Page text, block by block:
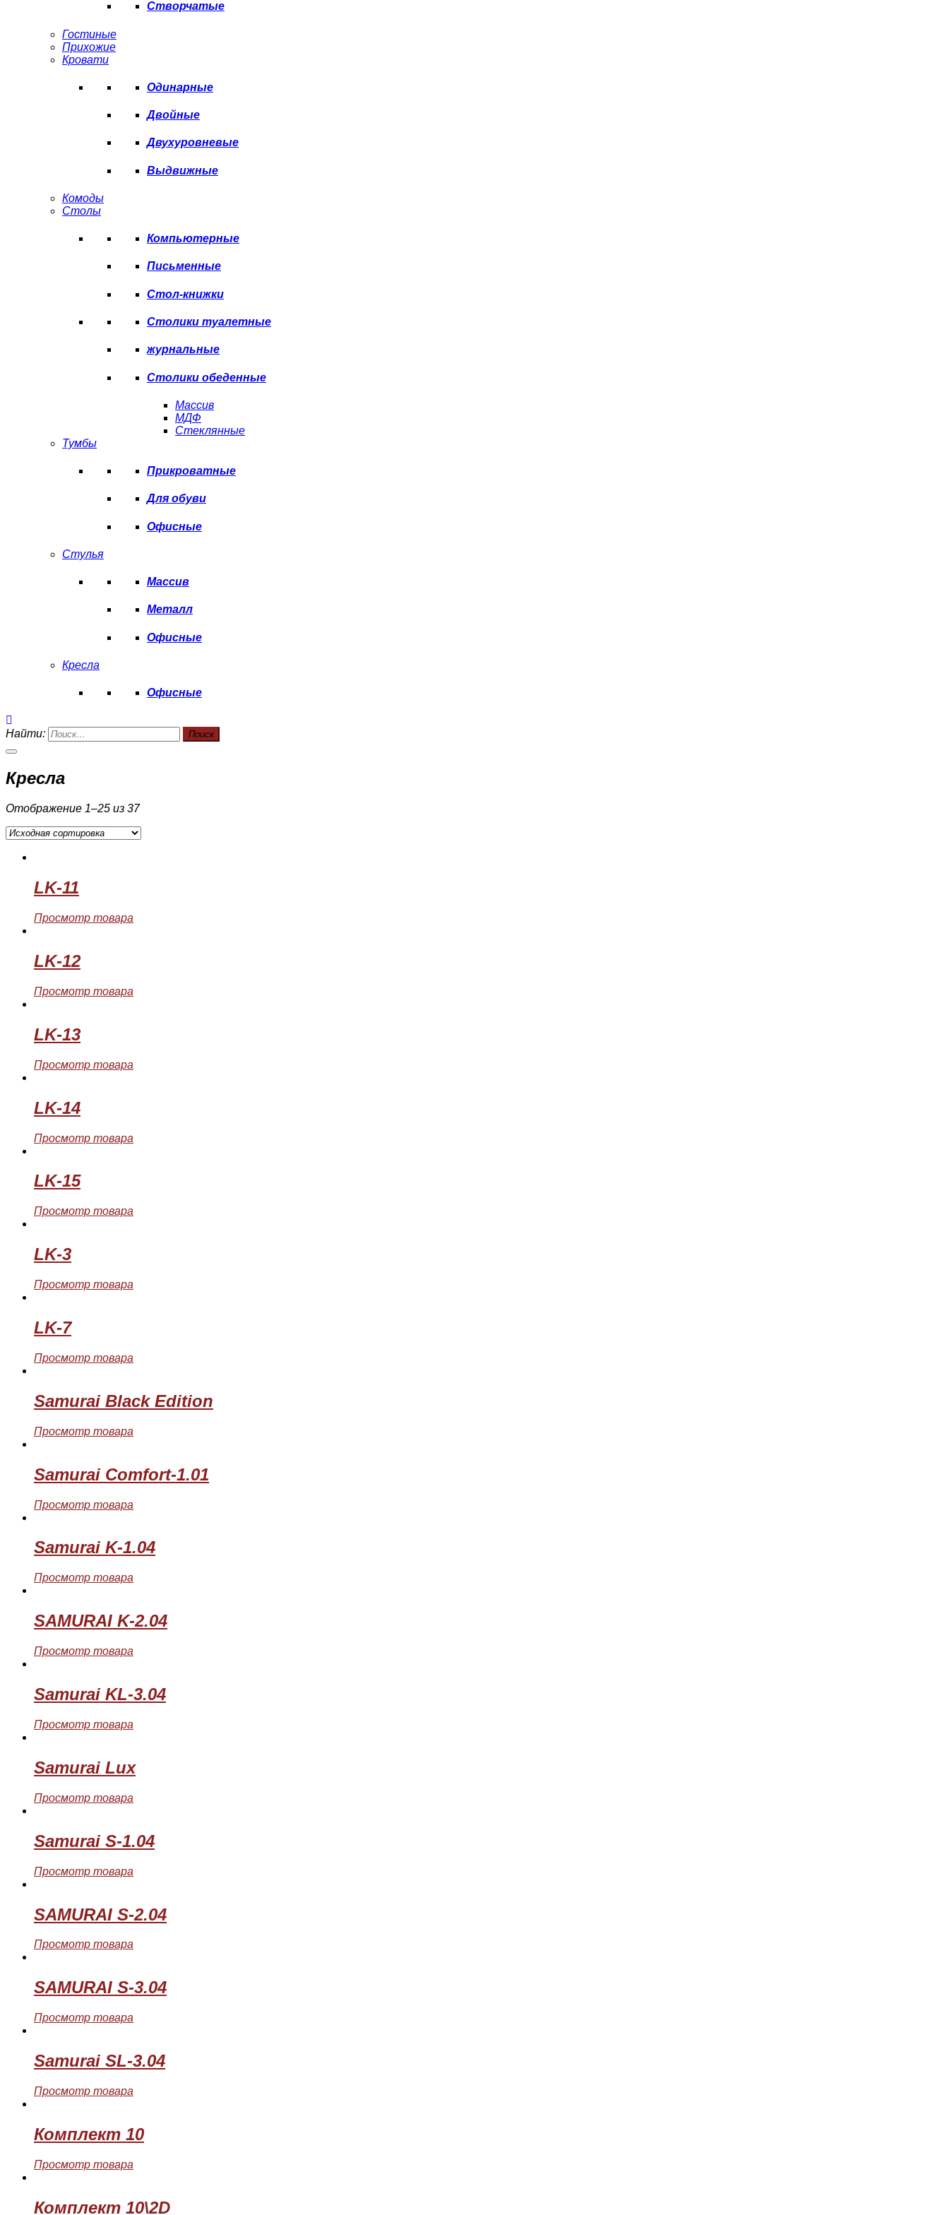
Створчатые
Гостиные
Прихожие
Кровати
Одинарные
Двойные
Двухуровневые
Выдвижные
Комоды
Столы
Компьютерные
Письменные
Стол-книжки
Столики туалетные
журнальные
Столики обеденные
Массив
МДФ
Стеклянные
Тумбы
Прикроватные
Для обуви
Офисные
Стулья
Массив
Металл
Офисные
Кресла
Офисные
Найти:
Кресла
Отображение 1–25 из 37
LK-11
Просмотр товара
LK-12
Просмотр товара
LK-13
Просмотр товара
LK-14
Просмотр товара
LK-15
Просмотр товара
LK-3
Просмотр товара
LK-7
Просмотр товара
Samurai Black Edition
Просмотр товара
Samurai Comfort-1.01
Просмотр товара
Samurai K-1.04
Просмотр товара
SAMURAI K-2.04
Просмотр товара
Samurai KL-3.04
Просмотр товара
Samurai Lux
Просмотр товара
Samurai S-1.04
Просмотр товара
SAMURAI S-2.04
Просмотр товара
SAMURAI S-3.04
Просмотр товара
Samurai SL-3.04
Просмотр товара
Комплект 10
Просмотр товара
Комплект 10\2D